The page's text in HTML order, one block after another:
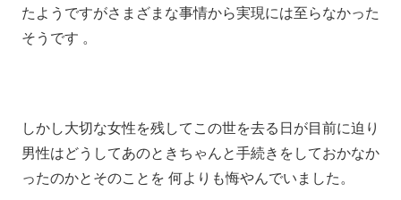
たようですがさまざまな事情から実現には至らなかった
そうです 。
しかし大切な女性を残してこの世を去る日が目前に迫り
男性はどうしてあのときちゃんと手続きをしておかなか
ったのかとそのことを 何よりも悔やんでいました。